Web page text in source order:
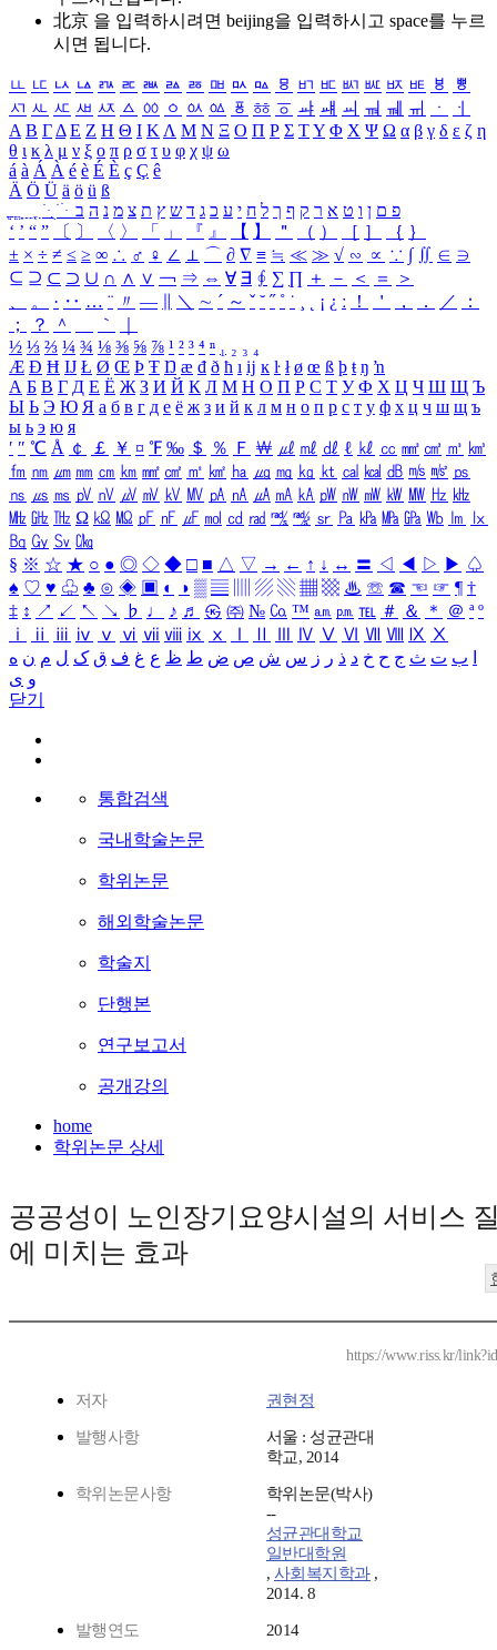
北京 을 입력하시려면 beijing을 입력하시고 space를 누르
시면 됩니다.
ㅥ ㅦ ㅧ ㅨ ㅩ ㅪ ㅫ ㅬ ㅭ ㅮ ㅯ ㅰ ㅱ ㅲ ㅳ ㅴ ㅵ ㅶ ㅷ ㅸ
ㅹ
ㅺ ㅻ ㅼ ㅽ ㅾ ㅿ ㆀ ㆁ ㆂ ㆃ ㆄ ㆅ ㆆ ㆇ ㆈ ㆉ ㆊ ㆋ ㆌ ㆍ
ㆎ
Α Β ΓΔ Ε Ζ Η Θ Ι ΚΛ Μ Ν Ξ Ο Π Ρ Σ ΤΥ Φ Χ Ψ Ω α β γ δ ε ζ η
θ ι κ λ μ ν ξ ο π ρ σ τ υ φ χ ψ ω
á à Á À é è É È ç Ç ê
Ä Ö Ü ä ö ü ß
ִֶֹ ֻּ ׁׂ פ ם ן ו ט א ר ק ף ך ל ח י ע כ ג ד ש ץ ת צ מ נ ה ב
‘ ’ “ ” 〔 〕 〈 〉 「 」 『 』 【 】 ＂ （ ） ［ ］ ｛ ｝
± × ÷ ≠ ≤ ≥ ∞ ∴ ♂ ♀ ∠ ⊥ ⌒ ∂ ∇ ≡ ≒ ≪ ≫ √ ∽ ∝ ∵ ∫ ∬ ∈ ∋
⊆ ⊇ ⊂ ⊃ ∪ ∩ ∧ ∨ ￢ ⇒ ⇔ ∀ ∃ ∮ ∑ ∏ ＋ － ＜ ＝
＞
、
。 · ‥ … ¨ 〃 ― ＼ ∼ ´ ～ ˇ ˘ ˝ ˚ ˙ ¸ ¡ ¿ ː ！ ＇ ， ． ／
：
；
？ ＾ ｀
½ ⅓ ⅔ ¼ ¾ ⅛ ⅜ ⅝ ⅞ ¹ ² ³ ⁴ ⁿ ₁ ₂ ₃ ₄
Æ Ð Ħ Ĳ Ł Ø Œ Þ Ŧ Ŋ æ đ ð ħ ı ĳ ĸ ŀ ł ø œ ß þ ŧ ŋ ŉ
А Б В Г Д Е Ё Ж З И Й К Л М Н О П Р С Т У Ф Х Ц Ч Ш Щ Ъ
Ы Ь Э Ю Я а б в г д е ё ж з и й к л м н о п р с т у ф х ц ч ш щ ъ
ы ь э ю я
′ ″ ℃ Å ￠ ￡ ￥ ¤ ℉ ‰ ＄ ％ Ｆ ￦ ㎕ ㎖ ㎗ ℓ ㎘ ㏄ ㎣ ㎤ ㎥ ㎦
㎙ ㎚ ㎛ ㎜ ㎝ ㎞ ㎟ ㎠ ㎡ ㎢ ㏊ ㎍ ㎎ ㎏ ㏏ ㎈ ㎉ ㏈ ㎧ ㎨ ㎰
㎱ ㎲ ㎳ ㎴ ㎵ ㎶ ㎷ ㎸ ㎹ ㎀ ㎁ ㎂ ㎃ ㎄ ㎺ ㎻ ㎽ ㎾ ㎿ ㎐ ㎑
㎒ ㎓ ㎔ Ω ㏀ ㏁ ㎊ ㎋ ㎌ ㏖ ㏅ ㎭ ㎮ ㎯ ㏛ ㎩ ㎪ ㎫ ㎬ ㏝ ㏐
㏓
㏃ ㏉ ㏜ ㏆
§ ※ ☆ ★ ○ ● ◎ ◇ ◆ □ ■ △ ▽ → ← ↑ ↓ ↔ 〓 ◁ ◀ ▷ ▶ ♤
♠ ♡ ♥ ♧ ♣ ⊙ ◈ ▣ ◐ ◑ ▒ ▤ ▨ ▧ ▦ ▩ ♨ ☏ ☎ ☜ ☞ ¶ †
‡ ↕ ↗ ↙ ↖ ↘ ♭ ♩ ♪ ♬ ㉿ ㈜ № ㏇ ™ ㏂ ㏘ ℡ ＃ ＆ ＊ ＠ ª º
ⅰ
ⅱ ⅲ ⅳ ⅴ ⅵ ⅶ ⅷ ⅸ ⅹ Ⅳ Ⅴ Ⅵ Ⅶ Ⅷ Ⅸ Ⅹ
ب ت ث ج ح خ د ذ ر ز س ش ص ض ط ظ ع غ ف ق ک ل م ن ه
و ی
닫기
통합검색
국내학술논문
학위논문
해외학술논문
학술지
단행본
연구보고서
공개강의
home
학위논문 상세
공공성이 노인장기요양시설의 서비스
에 미치는 효과
https://www.riss.kr/
저자 권현정
발행사항
서울 : 성균관대
학교, 2014
학위논문사항
학위논문(박사)
--
성균관대학교
일반대학원
, 사회복지학과 ,
2014. 8
발행연도 2014